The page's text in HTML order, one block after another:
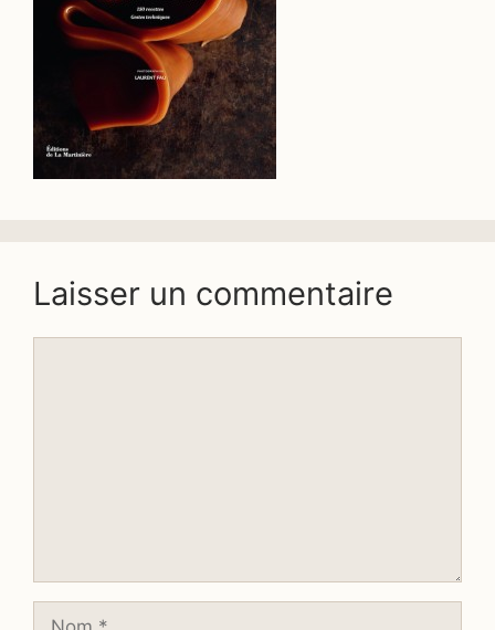
Laisser un commentaire
Nom